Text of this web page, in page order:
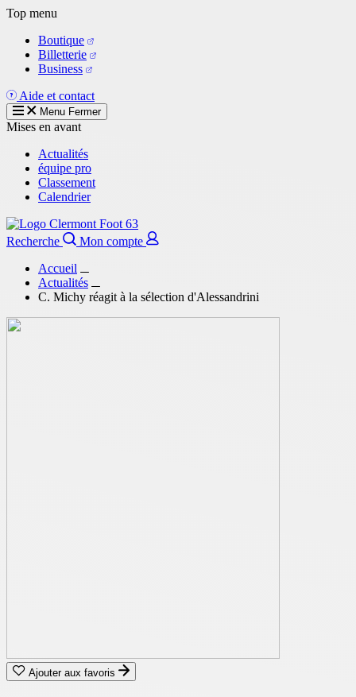
Aller
contenu
principal
Top menu
Boutique
Billetterie
Business
Aide et contact
Menu Fermer
Mises en avant
Actualités
équipe pro
Classement
Calendrier
Recherche
Mon compte
Accueil
Actualités
C. Michy réagit à la sélection d'Alessandrini
Ajouter aux favoris